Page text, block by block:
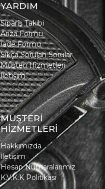
YARDIM
Sipariş Takibi
Arıza Formu
İade Formu
Sıkça Sorulan Sorular
Müşteri Hizmetleri
İletişim
MÜŞTERİ
HİZMETLERİ
Hakkımızda
İletişim
Hesap Numaralarımız
K.V.K.K Politikası